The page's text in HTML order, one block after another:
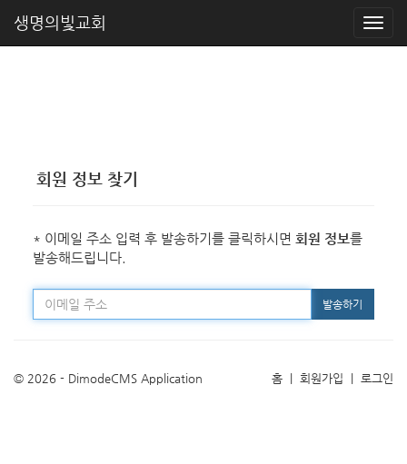
생명의빛교회
회원 정보 찾기
* 이메일 주소 입력 후 발송하기를 클릭하시면 회원 정보를
발송해드립니다.
발송하기
© 2026 - DimodeCMS Application 홈 회원가입 로그인